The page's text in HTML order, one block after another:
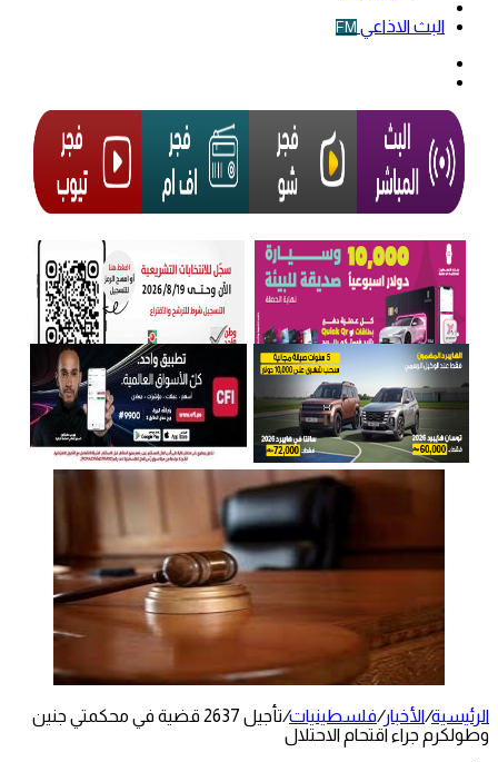
البث الاذاعي FM
الرئيسية/الأخبار/فلسطينيات/
تأجيل 2637 قضية في محكمتي جنين
وطولكرم جراء اقتحام الاحتلال